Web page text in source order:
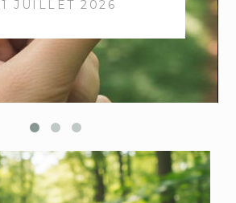
JUILLET 2026